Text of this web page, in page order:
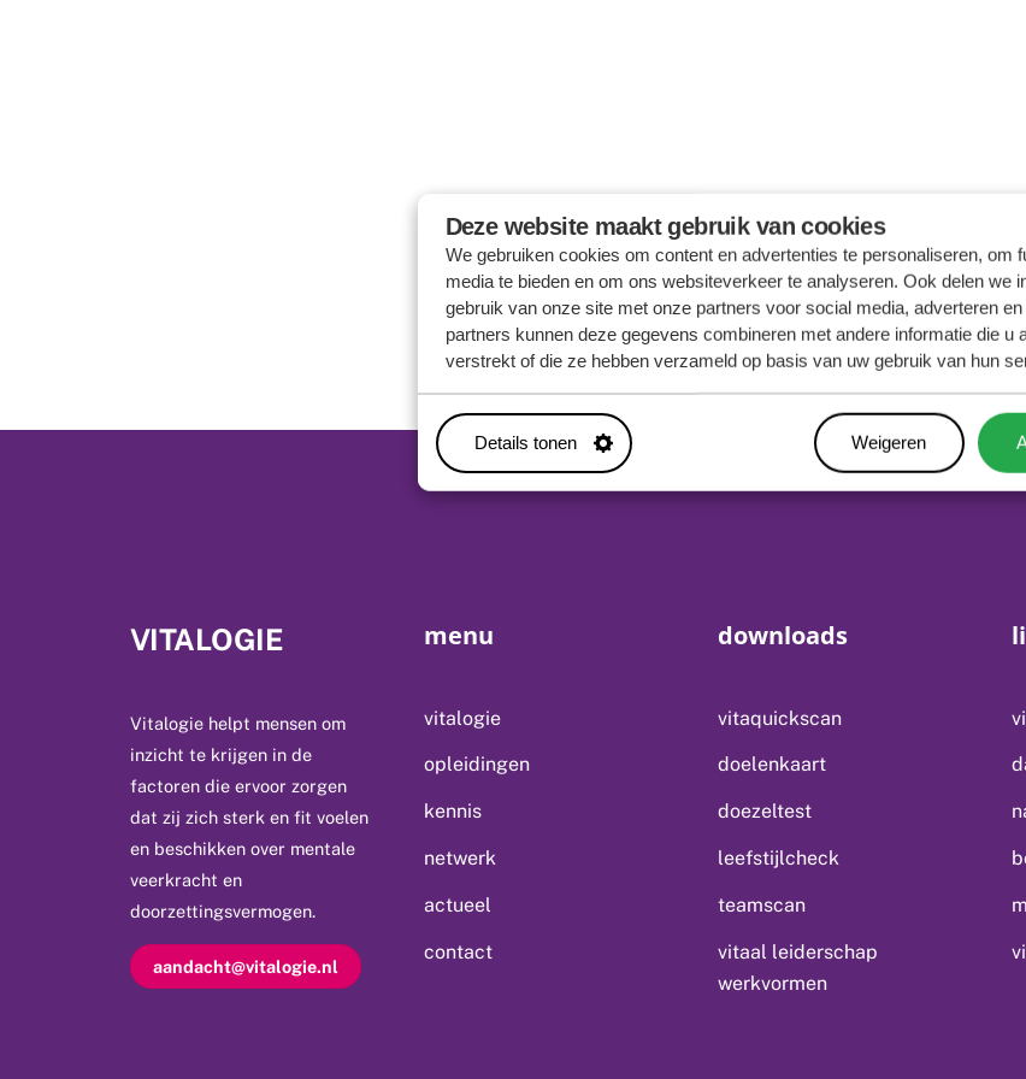
Deze website maakt gebruik van cookies
We gebruiken cookies om content en advertenties te personaliseren, om
media te bieden en om ons websiteverkeer te analyseren. Ook delen we
gebruik van onze site met onze partners voor social media, adverteren
partners kunnen deze gegevens combineren met andere informatie die u
verstrekt of die ze hebben verzameld op basis van uw gebruik van hun
Details tonen Weigeren
VITALOGIE
Vitalogie helpt mensen om
inzicht te krijgen in de
factoren die ervoor zorgen
dat zij zich sterk en fit voelen
en beschikken over mentale
veerkracht en
doorzettingsvermogen.
aandacht@vitalogie.nl
menu
vitalogie
opleidingen
kennis
netwerk
actueel
contact
downloads
vitaquickscan
doelenkaart
doezeltest
leefstijlcheck
teamscan
vitaal leiderschap
werkvormen